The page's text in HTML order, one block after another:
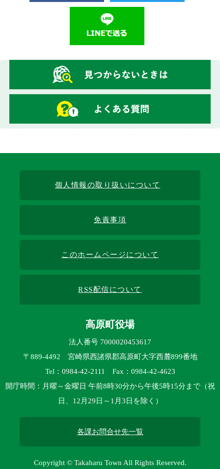
個人情報の取り扱いについて
免責事項
このホームページについて
RSS配信について
高原町役場
法人番号 7000020453617
〒889-4492 宮崎県西諸県郡高原町大字西麓899番地
Tel：0984-42-2111 Fax：0984-42-4623
開庁時間：月曜～金曜日 午前8時30分から午後5時15分まで（祝
日、12月29日～1月3日を除く）
各課お問合せ先一覧
Copyright © Takaharu Town All Rights Reserved.